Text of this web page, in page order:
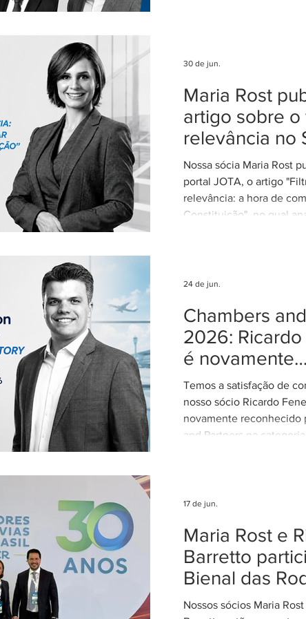
nosso trabalho. Esse
advocacia técnica e de
Maria Rost
artigo sobre o
relevância no
Nossa sócia Maria Rost
portal JOTA, o artigo
relevância: a hora de
Constituição", no qual
para o sistema recursal
regulamentação é
STJ exerça plenamente
constitucional de
interpretação da
concentran
30 de jun.
Chambers
2026:
é novamente
reconhecido
Aviation:
Temos a satisfação de
nosso sócio Ricardo
novamente reconhecido
and Partners na
elaboração, discussão e
para o setor aéreo
retorno à advocacia, em
sendo continuamente
sua atuação em Direito
assessorando
24 de jun.
Maria Rost e
Barretto
Bienal das
Nossos sócios Maria
17 de jun.